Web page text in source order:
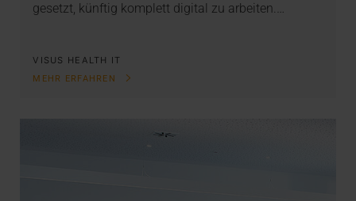
gesetzt, künftig komplett digital zu arbeiten.…
VISUS HEALTH IT
MEHR ERFAHREN